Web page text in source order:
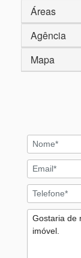
Áreas
Agência
Mapa